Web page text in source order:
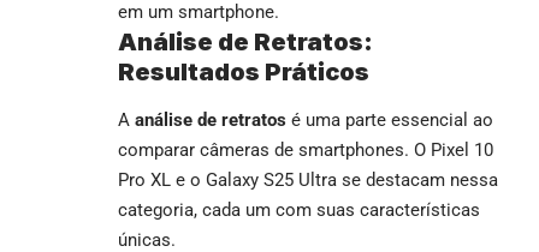
em um smartphone.
Análise de Retratos:
Resultados Práticos
A análise de retratos é uma parte essencial ao
comparar câmeras de smartphones. O Pixel 10
Pro XL e o Galaxy S25 Ultra se destacam nessa
categoria, cada um com suas características
únicas.